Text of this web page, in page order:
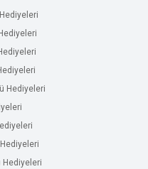
Hediyeleri
Hediyeleri